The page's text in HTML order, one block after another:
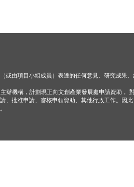
由項目小組成員）表達的任何意見、研究成果
機構，計劃現正向文創產業發展處申請資助，
批准申請、審核申領資助、其他行政工作。因